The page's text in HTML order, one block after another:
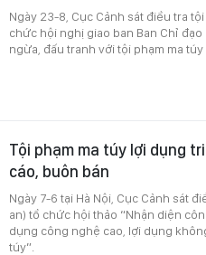
Ngày 23-8, Cục Cảnh sát điều tra
chức hội nghị giao ban Ban Chỉ
ngừa, đấu tranh với tội phạm ma túy
Tội phạm ma túy lợi dụng
cáo, buôn bán
Ngày 7-6 tại Hà Nội, Cục Cảnh sát
an) tổ chức hội thảo “Nhận diện
dụng công nghệ cao, lợi dụng
túy”.